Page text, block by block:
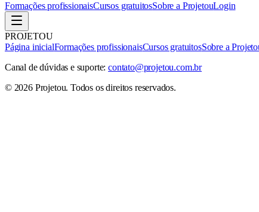
Formações profissionaisCursos gratuitosSobre a ProjetouLogin
PROJETOU
Página inicialFormações profissionaisCursos gratuitosSobre a
Canal de dúvidas e suporte: contato@projetou.com.br
© 2026 Projetou. Todos os direitos reservados.